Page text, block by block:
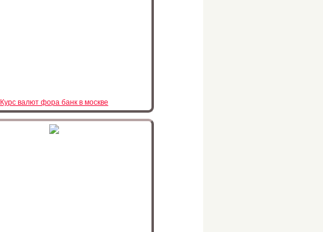
Курс валют фора банк в москве